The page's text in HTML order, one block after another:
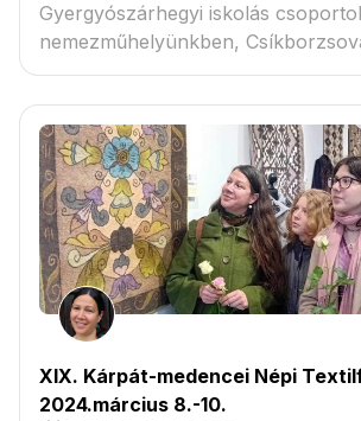
Gyergyószárhegyi iskolás
nemezműhelyünkben,
XIX. Kárpát-medencei Népi
2024.március 8.-10.